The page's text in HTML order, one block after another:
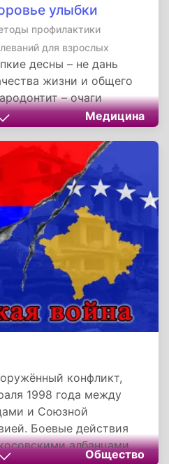
улыбки
профилактики
для взрослых
десны – не дань
жизни и общего
– очаги
повышающие риск
Профилактика
которые
механическая
и флоссом, контроль
профессиональная
Медицина
конфликт,
1998 года между
и Союзной
Боевые действия
албанцами,
Общество